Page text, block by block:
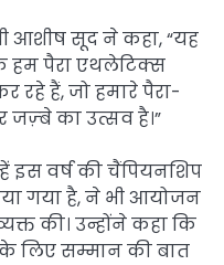
आशीष सूद ने कहा, “यह
हम पैरा एथलेटिक्स
रहे हैं, जो हमारे पैरा-
जज़्बे का उत्सव है।”
इस वर्ष की चैंपियनशिप
गया है, ने भी आयोजन
की। उन्होंने कहा कि
लिए सम्मान की बात